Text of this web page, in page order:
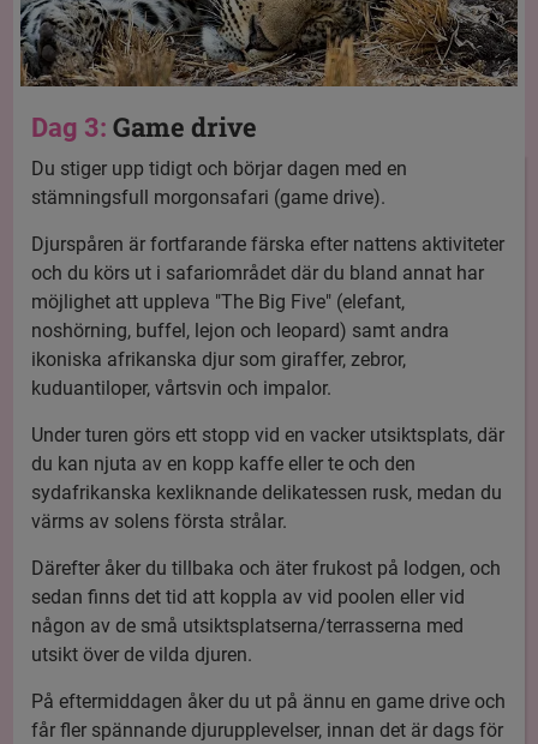
Dag 3:Game drive
Du stiger upp tidigt och börjar dagen med en
stämningsfull morgonsafari (game drive).
Djurspåren är fortfarande färska efter nattens aktiviteter
och du körs ut i safariområdet där du bland annat har
möjlighet att uppleva "The Big Five" (elefant,
noshörning, buffel, lejon och leopard) samt andra
ikoniska afrikanska djur som giraffer, zebror,
kuduantiloper, vårtsvin och impalor.
Under turen görs ett stopp vid en vacker utsiktsplats, där
du kan njuta av en kopp kaffe eller te och den
sydafrikanska kexliknande delikatessen rusk, medan du
värms av solens första strålar.
Därefter åker du tillbaka och äter frukost på lodgen, och
sedan finns det tid att koppla av vid poolen eller vid
någon av de små utsiktsplatserna/terrasserna med
utsikt över de vilda djuren.
På eftermiddagen åker du ut på ännu en game drive och
får fler spännande djurupplevelser, innan det är dags för